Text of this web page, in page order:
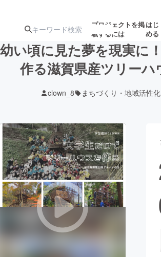
プロジェクトを掲
載するには
はじ
める
ターン
ジェクト
募集終了が
ロジェクト
アート・写真
テクノロジー・ガジェット
映像・映画
ビジネス・起業
まちづくり・地域活性化
幼い頃に見た夢を現実に
作る滋賀県産ツリーハ
clown_8 まちづくり・地域活性化